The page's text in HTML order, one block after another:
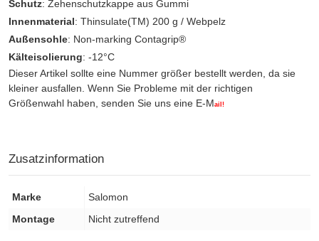
Schutz: Zehenschutzkappe aus Gummi
Innenmaterial: Thinsulate(TM) 200 g / Webpelz
Außensohle: Non-marking Contagrip®
Kälteisolierung: -12°C
Dieser Artikel sollte eine Nummer größer bestellt werden, da sie
kleiner ausfallen. Wenn Sie Probleme mit der richtigen
Größenwahl haben, senden Sie uns eine E-Mail!
Zusatzinformation
Marke
Salomon
Montage
Nicht zutreffend